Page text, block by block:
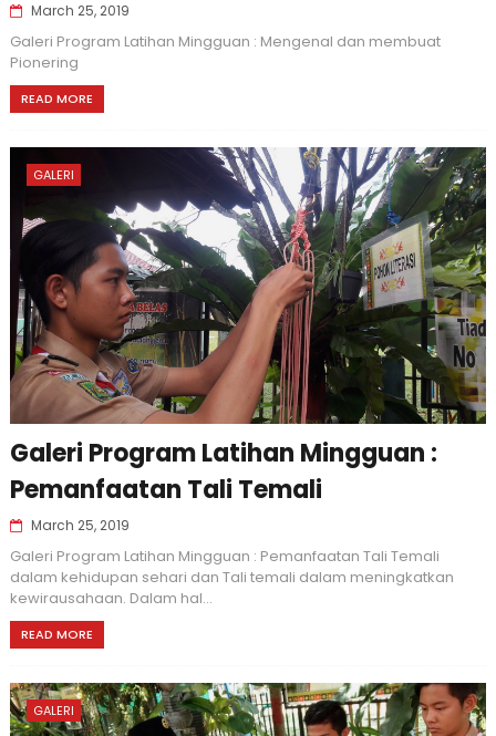
March 25, 2019
Galeri Program Latihan Mingguan : Mengenal dan membuat
Pionering
READ MORE
GALERI
Galeri Program Latihan Mingguan :
Pemanfaatan Tali Temali
March 25, 2019
Galeri Program Latihan Mingguan : Pemanfaatan Tali Temali
dalam kehidupan sehari dan Tali temali dalam meningkatkan
kewirausahaan. Dalam hal...
READ MORE
GALERI